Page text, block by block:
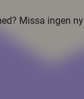
Missa ingen ny